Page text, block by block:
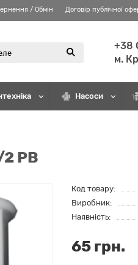
/ Обмін Договір публічної
+38
м.
Насоси
2 РВ
Код товару:
Виробник:
Наявність:
65 грн.